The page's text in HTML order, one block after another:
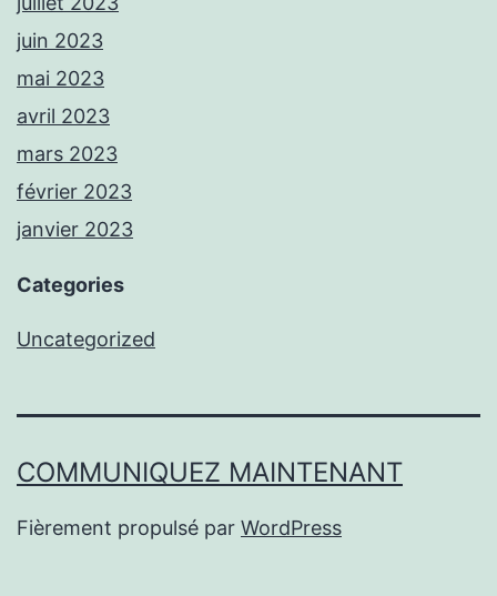
juin 2023
mai 2023
avril 2023
mars 2023
février 2023
janvier 2023
Categories
Uncategorized
COMMUNIQUEZ MAINTENANT
Fièrement propulsé par WordPress